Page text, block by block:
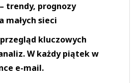
trendy, prognozy
małych sieci
kluczowych
W każdy piątek w
e-mail.